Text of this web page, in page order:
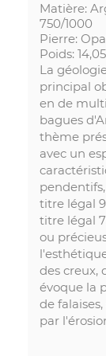
Matière:
750/1000
Pierre:
Poids:
La
principal
en de
bagues
thème
avec un
titre légal
titre légal
ou
des creux,
évoque la
de
par